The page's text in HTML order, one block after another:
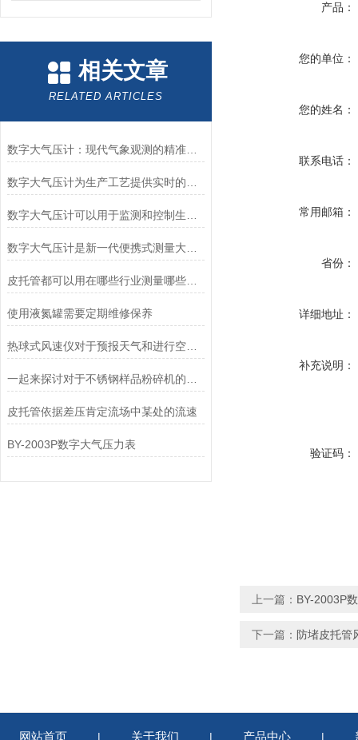
相关文章
RELATED ARTICLES
数字大气压计：现代气象观测的精准仪器
皮托管都可以用在哪些行业测量哪些数据
使用液氮罐需要定期维修保养
热球式风速仪对于预报天气和进行空气动力学研究有重要的作用
皮托管依据差压肯定流场中某处的流速
BY-2003P数字大气压力表
产品：
您的单位：
您的姓名：
联系电话：
常用邮箱：
省份：
详细地址：
补充说明：
验证码：
上一篇： BY-2003P
下一篇： 防堵皮托管
网站首页 | 关于我们 | 产品中心 |